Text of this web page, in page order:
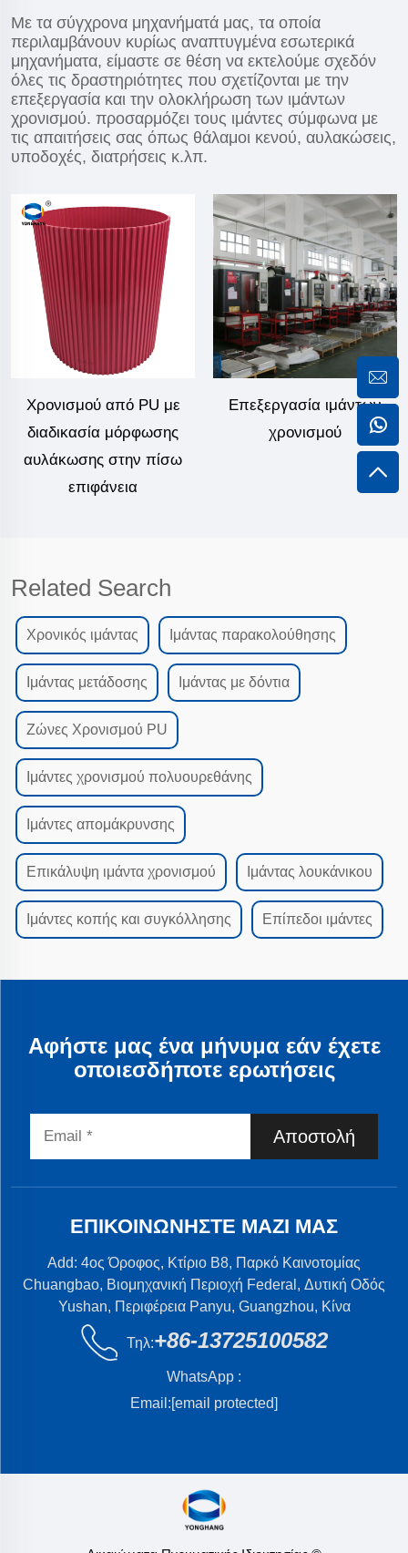
Με τα σύγχρονα μηχανήματά μας, τα οποία
περιλαμβάνουν κυρίως αναπτυγμένα εσωτερικά
μηχανήματα, είμαστε σε θέση να εκτελούμε σχεδόν
όλες τις δραστηριότητες που σχετίζονται με την
επεξεργασία και την ολοκλήρωση των ιμάντων
χρονισμού. προσαρμόζει τους ιμάντες σύμφωνα με
τις απαιτήσεις σας όπως θάλαμοι κενού, αυλακώσεις,
υποδοχές, διατρήσεις κ.λπ.
Χρονισμού από PU με
διαδικασία μόρφωσης
αυλάκωσης στην πίσω
επιφάνεια
Επεξεργασία ιμάντων
χρονισμού
Related Search
Χρονικός ιμάντας Ιμάντας παρακολούθησης
Ιμάντας μετάδοσης Ιμάντας με δόντια
Ζώνες Χρονισμού PU
Ιμάντες χρονισμού πολυουρεθάνης
Ιμάντες απομάκρυνσης
Επικάλυψη ιμάντα χρονισμού Ιμάντας λουκάνικου
Ιμάντες κοπής και συγκόλλησης Επίπεδοι ιμάντες
Αφήστε μας ένα μήνυμα εάν έχετε
οποιεσδήποτε ερωτήσεις
Αποστολή
ΕΠΙΚΟΙΝΩΝΉΣΤΕ ΜΑΖΊ ΜΑΣ
Add: 4ος Όροφος, Κτίριο B8, Παρκό Καινοτομίας
Chuangbao, Βιομηχανική Περιοχή Federal, Δυτική Οδός
Yushan, Περιφέρεια Panyu, Guangzhou, Κίνα
Τηλ:+86-13725100582
WhatsApp :
Email:[email protected]